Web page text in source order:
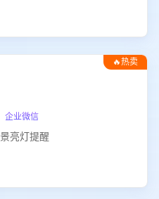
🔥热卖
业微信
亮灯提醒